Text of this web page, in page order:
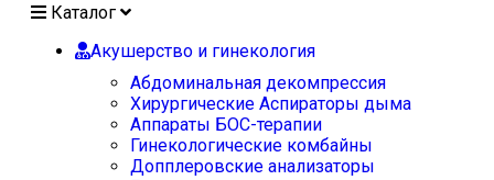
Каталог
Акушерство и гинекология
Абдоминальная декомпрессия
Хирургические Аспираторы дыма
Аппараты БОС-терапии
Гинекологические комбайны
Допплеровские анализаторы